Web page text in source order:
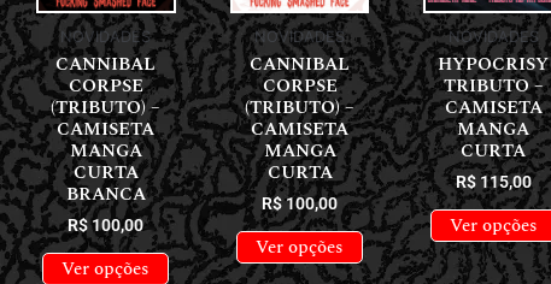
NOVIDADES
CANNIBAL
CORPSE
(TRIBUTO) –
CAMISETA
MANGA
CURTA
BRANCA
R$100,00
Ver opções
NOVIDADES
CANNIBAL
CORPSE
(TRIBUTO) –
CAMISETA
MANGA
CURTA
R$100,00
Ver opções
NOVIDADES
HYPOCRISY
TRIBUTO –
CAMISETA
MANGA
CURTA
R$115,00
Ver opções